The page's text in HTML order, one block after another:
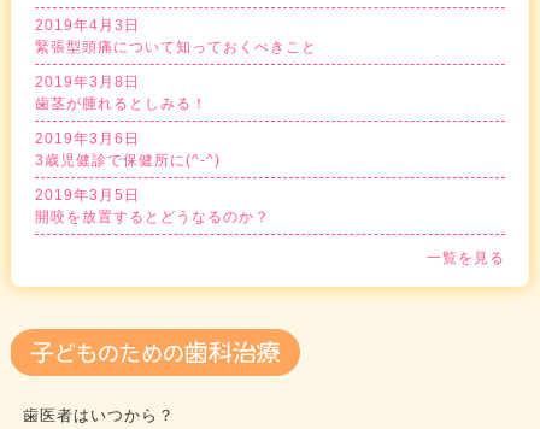
2019年4月3日
緊張型頭痛について知っておくべきこと
2019年3月8日
歯茎が腫れるとしみる！
2019年3月6日
3歳児健診で保健所に(^-^)
2019年3月5日
開咬を放置するとどうなるのか？
一覧を見る
歯医者はいつから？